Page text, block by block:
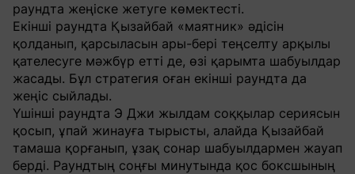
раундта жеңіске жетуге көмектесті.
Екінші раундта Қызайбай «маятник» әдісін
қолданып, қарсыласын ары-бері теңселту арқылы
қателесуге мәжбүр етті де, өзі қарымта шабуылдар
жасады. Бұл стратегия оған екінші раундта да
жеңіс сыйлады.
Үшінші раундта Э Джи жылдам соққылар сериясын
қосып, ұпай жинауға тырысты, алайда Қызайбай
тамаша қорғанып, ұзақ сонар шабуылдармен жауап
берді. Раундтың соңғы минутында қос боксшының